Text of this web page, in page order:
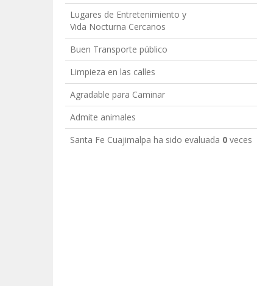
Lugares de Entretenimiento y
Vida Nocturna Cercanos
Buen Transporte público
Limpieza en las calles
Agradable para Caminar
Admite animales
Santa Fe Cuajimalpa ha sido evaluada 0 veces